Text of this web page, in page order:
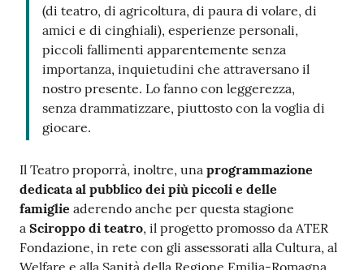
(di teatro, di agricoltura, di paura di volare, di
amici e di cinghiali), esperienze personali,
piccoli fallimenti apparentemente senza
importanza, inquietudini che attraversano il
nostro presente. Lo fanno con leggerezza,
senza drammatizzare, piuttosto con la voglia di
giocare.
Il Teatro proporrà, inoltre, una programmazione
dedicata al pubblico dei più piccoli e delle
famiglie aderendo anche per questa stagione
a Sciroppo di teatro, il progetto promosso da ATER
Fondazione, in rete con gli assessorati alla Cultura, al
Welfare e alla Sanità della Regione Emilia-Romagna,